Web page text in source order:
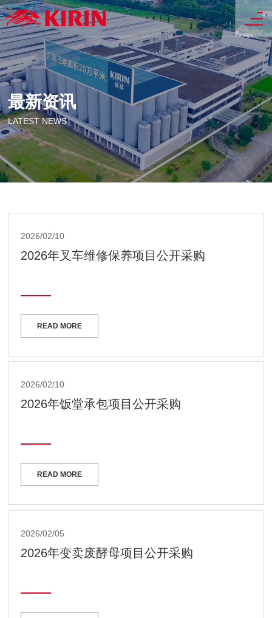
最新资讯
LATEST NEWS
2026/02/10
2026年叉车维修保养项目公开采购
READ MORE
2026/02/10
2026年饭堂承包项目公开采购
READ MORE
2026/02/05
2026年变卖废酵母项目公开采购